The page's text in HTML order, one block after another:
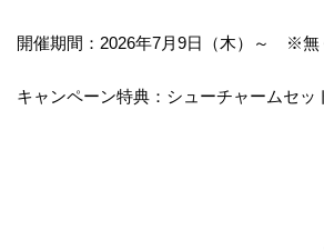
開催期間：2026年7月9日（木）～ ※無
キャンペーン特典：シューチャームセッ